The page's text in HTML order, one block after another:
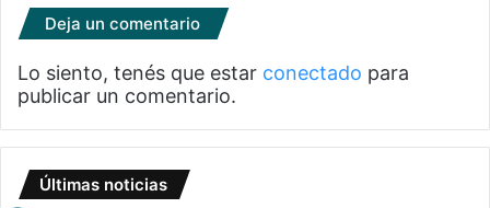
Deja un comentario
Lo siento, tenés que estar conectado para
publicar un comentario.
Últimas noticias